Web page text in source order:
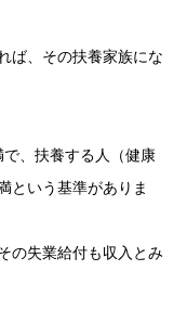
ば、その扶養家族にな
、扶養する人（健康
という基準がありま
の失業給付も収入とみ